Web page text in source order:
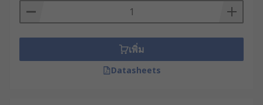
เพิ่ม
Datasheets